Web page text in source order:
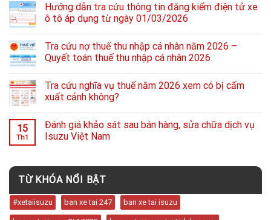
Hướng dẫn tra cứu thông tin đăng kiểm điện tử xe
ô tô áp dụng từ ngày 01/03/2026
Tra cứu nợ thuế thu nhập cá nhân năm 2026 –
Quyết toán thuế thu nhập cá nhân 2026
Tra cứu nghĩa vụ thuế năm 2026 xem có bị cấm
xuất cảnh không?
15
Th1
Đánh giá khảo sát sau bán hàng, sửa chữa dịch vụ
Isuzu Việt Nam
TỪ KHÓA NỔI BẬT
#xetaiisuzu ban xe tai 247 ban xe tai isuzu